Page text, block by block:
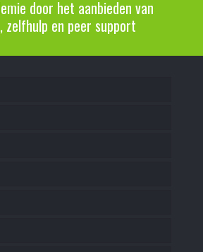
door het aanbieden van
zelfhulp en peer support